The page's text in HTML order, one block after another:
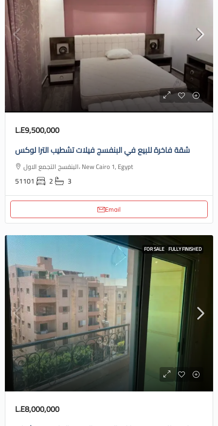
L.E9,500,000
شقة فاخرة للبيع في البنفسج فيلات تشطيب الترا لوكس
البنفسج التجمع الاول، New Cairo 1, Egypt
51101 2 3
Email
FOR SALE FULLY FINISHED
L.E8,000,000